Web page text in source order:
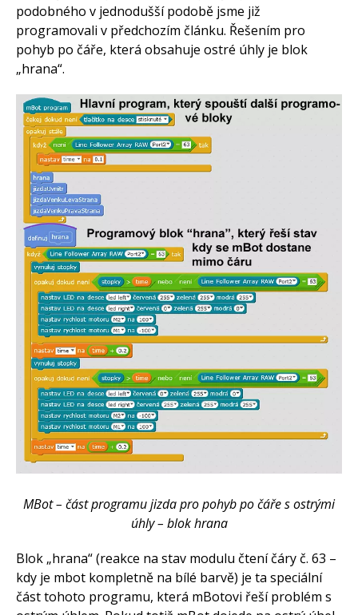
podobného v jednodušší podobě jsme již
programovali v předchozím článku. Řešením pro
pohyb po čáře, která obsahuje ostré úhly je blok
„hrana“.
MBot – část programu jizda pro pohyb po čáře s ostrými
úhly – blok hrana
Blok „hrana“ (reakce na stav modulu čtení čáry č. 63 –
kdy je mbot kompletně na bílé barvě) je ta speciální
část tohoto programu, která mBotovi řeší problém s